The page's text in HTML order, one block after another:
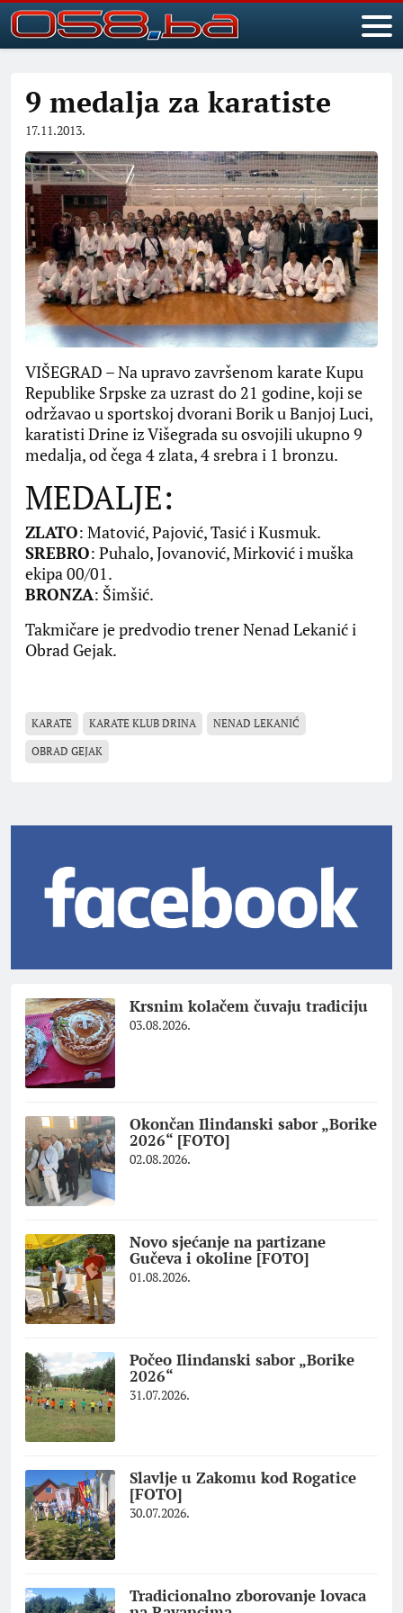
9 medalja za karatiste
17.11.2013.
VIŠEGRAD – Na upravo završenom karate Kupu
Republike Srpske za uzrast do 21 godine, koji se
održavao u sportskoj dvorani Borik u Banjoj Luci,
karatisti Drine iz Višegrada su osvojili ukupno 9
medalja, od čega 4 zlata, 4 srebra i 1 bronzu.
MEDALJE:
ZLATO: Matović, Pajović, Tasić i Kusmuk.
SREBRO: Puhalo, Jovanović, Mirković i muška
ekipa 00/01.
BRONZA: Šimšić.
Takmičare je predvodio trener Nenad Lekanić i
Obrad Gejak.
KARATE KARATE KLUB DRINA NENAD LEKANIĆ
OBRAD GEJAK
Krsnim kolačem čuvaju tradiciju
03.08.2026.
Okončan Ilindanski sabor „Borike
2026“ [FOTO]
02.08.2026.
Novo sjećanje na partizane
Gučeva i okoline [FOTO]
01.08.2026.
Počeo Ilindanski sabor „Borike
2026“
31.07.2026.
Slavlje u Zakomu kod Rogatice
[FOTO]
30.07.2026.
Tradicionalno zborovanje lovaca